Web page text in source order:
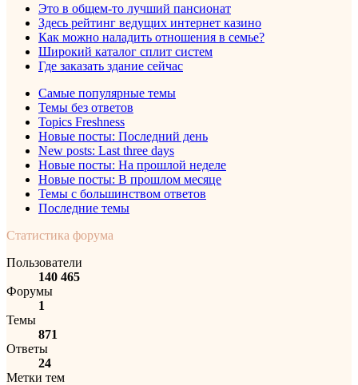
Это в общем-то лучший пансионат
Здесь рейтинг ведущих интернет казино
Как можно наладить отношения в семье?
Широкий каталог сплит систем
Где заказать здание сейчас
Самые популярные темы
Темы без ответов
Topics Freshness
Новые посты: Последний день
New posts: Last three days
Новые посты: На прошлой неделе
Новые посты: В прошлом месяце
Темы с большинством ответов
Последние темы
Статистика форума
Пользователи
140 465
Форумы
1
Темы
871
Ответы
24
Метки тем